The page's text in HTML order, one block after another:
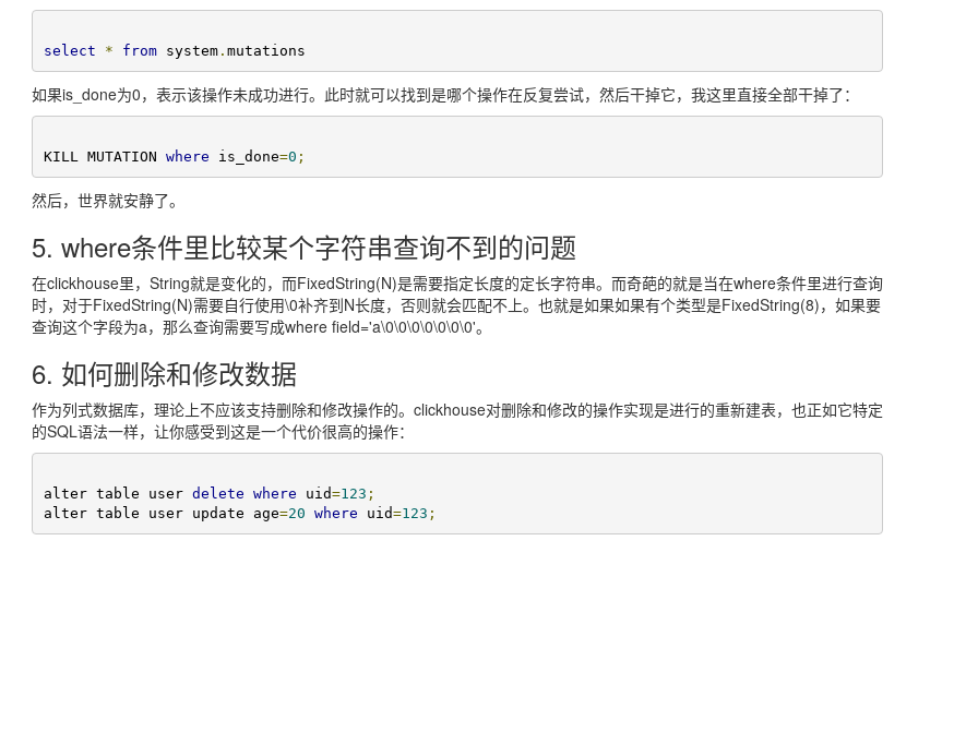
select * from system. mutations
如果is_done为0，表示该操作未成功进行。此时就可以找到是哪个操作在反复尝试，然后干掉它，我这里直接全部干掉了：
KILL MUTATION where is_done=0 ;
然后，世界就安静了。
5. where条件里比较某个字符串查询不到的问题
在clickhouse里，String就是变化的，而FixedString(N)是需要指定长度的定长字符串。而奇葩的就是当在where条件里进行查询
时，对于FixedString(N)需要自行使用\0补齐到N长度，否则就会匹配不上。也就是如果如果有个类型是FixedString(8)，如果要
查询这个字段为a，那么查询需要写成where field='a\0\0\0\0\0\0\0'。
6. 如何删除和修改数据
作为列式数据库，理论上不应该支持删除和修改操作的。clickhouse对删除和修改的操作实现是进行的重新建表，也正如它特定
的SQL语法一样，让你感受到这是一个代价很高的操作：
alter table user delete where uid=123 ;
alter table user update age=20 where uid=123 ;